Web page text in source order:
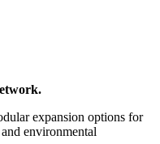
expansion options for
environmental